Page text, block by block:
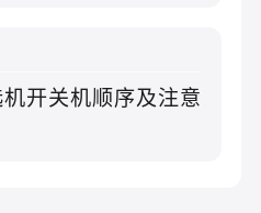
开关机顺序及注意